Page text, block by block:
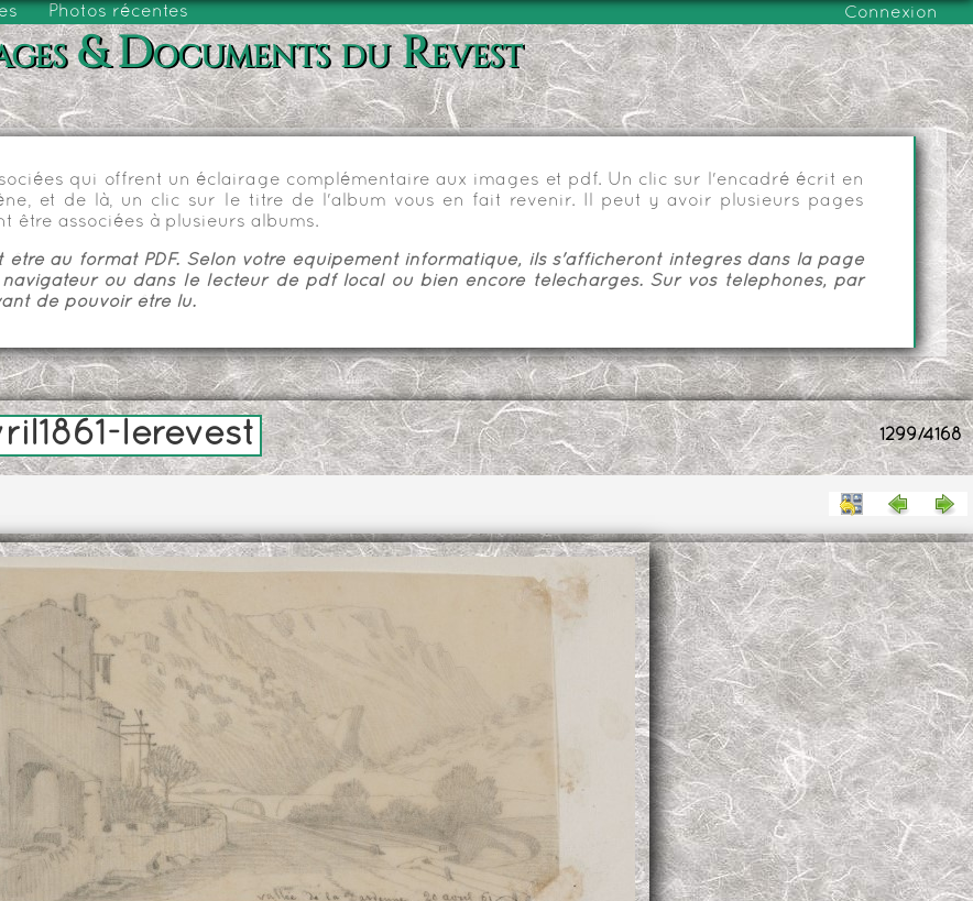
Photos récentes Connexion
& Documents du Revest
qui offrent un éclairage complémentaire aux images et pdf. Un clic sur l'encadré écrit en
et de là, un clic sur le titre de l'album vous en fait revenir. Il peut y avoir plusieurs pages
être associées à plusieurs albums.
au format PDF. Selon votre équipement informatique, ils s'afficheront intégrés dans la page
ou dans le lecteur de pdf local ou bien encore téléchargés. Sur vos téléphones, par
de pouvoir être lu.
1299/4168
lerevest